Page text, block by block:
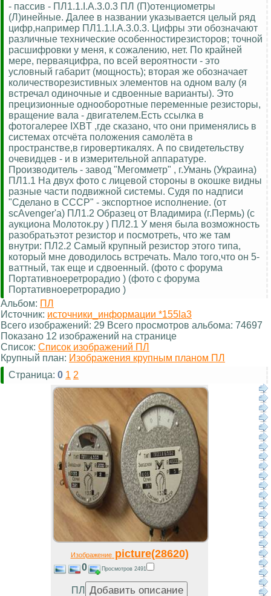
- пассив - ПЛ1.1.I.А.3.0.3 ПЛ (П)отенциометры
(Л)инейные. Далее в названии указывается целый ряд
цифр,например ПЛ1.1.I.А.3.0.3. Цифры эти обозначают
различные технические особенностирезисторов; точной
расшифровки у меня, к сожалению, нет. По крайней
мере, перваяцифра, по всей вероятности - это
условный габарит (мощность); вторая же обозначает
количестворезистивных элементов на одном валу (я
встречал одиночные и сдвоенные варианты). Это
прецизионные однооборотные переменные резисторы,
вращение вала - двигателем.Есть ссылка в
фотогалерее IXBT ,где сказано, что они применялись в
системах отсчёта положения самолёта в
пространстве,в гировертикалях. А по свидетельству
очевидцев - и в измерительной аппаратуре.
Производитель - завод "Мегомметр" , г.Умань (Украина)
ПЛ1.1 На двух фото с лицевой стороны в окошке видны
разные части подвижной системы. Судя по надписи
"Сделано в СССР" - экспортное исполнение. (от
scAvenger'а) ПЛ1.2 Образец от Владимира (г.Пермь) (с
аукциона Молоток.ру ) ПЛ2.1 У меня была возможность
разобратьэтот резистор и посмотреть, что же там
внутри: ПЛ2.2 Самый крупный резистор этого типа,
который мне доводилось встречать. Мало того,что он 5-
ваттный, так еще и сдвоенный. (фото с форума
Портативноеретрорадио ) (фото с форума
Портативноеретрорадио )
Альбом: ПЛ
Источник: источники_информации *155la3
Всего изображений: 29 Всего просмотров альбома: 74697
Показано 12 изображений на странице
Список: Список изображений ПЛ
Крупный план: Изображения крупным планом ПЛ
Страница: 0 1 2
Изображениеpicture(28620)
0 Просмотров 2491
ПЛ